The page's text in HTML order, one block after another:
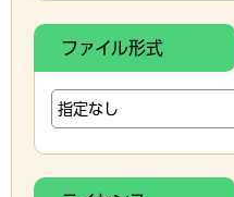
ファイル形式